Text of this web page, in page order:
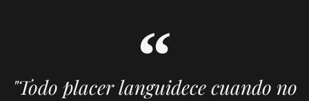
"Todo placer languidece cuando no